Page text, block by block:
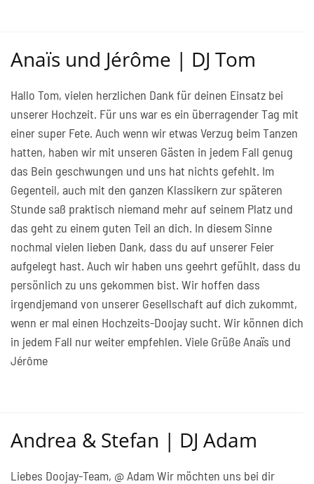
Anaïs und Jérôme | DJ Tom
Hallo Tom, vielen herzlichen Dank für deinen Einsatz bei
unserer Hochzeit. Für uns war es ein überragender Tag mit
einer super Fete. Auch wenn wir etwas Verzug beim Tanzen
hatten, haben wir mit unseren Gästen in jedem Fall genug
das Bein geschwungen und uns hat nichts gefehlt. Im
Gegenteil, auch mit den ganzen Klassikern zur späteren
Stunde saß praktisch niemand mehr auf seinem Platz und
das geht zu einem guten Teil an dich. In diesem Sinne
nochmal vielen lieben Dank, dass du auf unserer Feier
aufgelegt hast. Auch wir haben uns geehrt gefühlt, dass du
persönlich zu uns gekommen bist. Wir hoffen dass
irgendjemand von unserer Gesellschaft auf dich zukommt,
wenn er mal einen Hochzeits-Doojay sucht. Wir können dich
in jedem Fall nur weiter empfehlen. Viele Grüße Anaïs und
Jérôme
Andrea & Stefan | DJ Adam
Liebes Doojay-Team, @ Adam Wir möchten uns bei dir